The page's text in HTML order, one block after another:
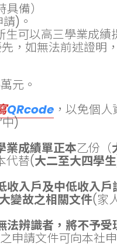
備）
)。
可以高三學業成績
，如無法前述證明
元。
QRcode ，以免個
中)
業成績單正本乙份（
代替(大二至大四學生
收入戶及中低收入戶
變故之相關文件(家
法辨識者，將不予受
申請文件可向本社